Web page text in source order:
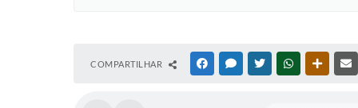
COMPARTILHAR FACEBOOKMESSENGER
TWITTERWHATSAPP